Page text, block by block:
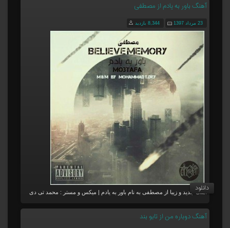
آهنگ باور به یادم از مصطفی
23 مرداد 1397 8,344 بازدید
آهنگ جدید و زیبا از مصطفی به نام باور به یادم | میکس و مستر : محمد تی دی
دانلود
آهنگ دوباره من از تابو بند